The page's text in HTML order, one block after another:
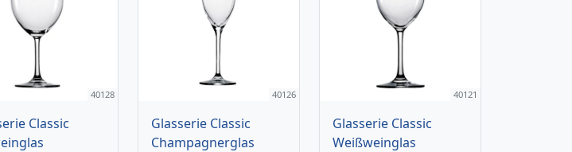
40128
Classic
40126
Glasserie Classic
Champagnerglas
40121
Glasserie Classic
Weißweinglas